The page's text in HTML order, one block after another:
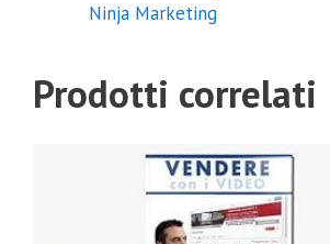
Ninja Marketing
Prodotti correlati